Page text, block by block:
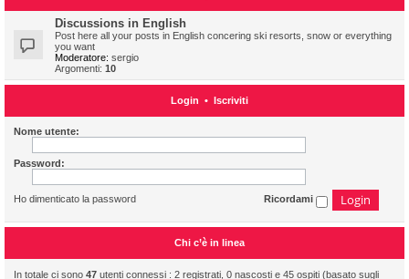
Discussions in English
Post here all your posts in English concering ski resorts, snow or everything
you want
Moderatore: sergio
Argomenti: 10
Login • Iscriviti
Nome utente:
Password:
Ho dimenticato la password Ricordami
Chi c’è in linea
In totale ci sono 47 utenti connessi : 2 registrati, 0 nascosti e 45 ospiti (basato sugli